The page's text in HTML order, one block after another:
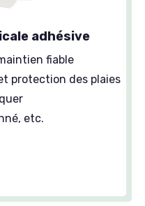
adhésive
fiable
protection des plaies
etc.